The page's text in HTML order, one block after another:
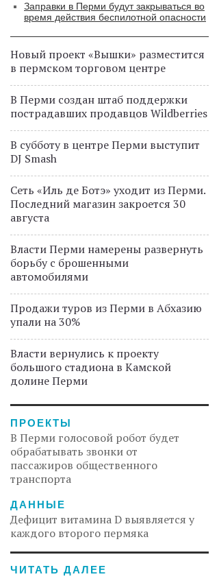
Заправки в Перми будут закрываться во
время действия беспилотной опасности
Новый проект «Вышки» разместится
в пермском торговом центре
В Перми создан штаб поддержки
пострадавших продавцов Wildberries
В субботу в центре Перми выступит
DJ Smash
Сеть «Иль де Ботэ» уходит из Перми.
Последний магазин закроется 30
августа
Власти Перми намерены развернуть
борьбу с брошенными
автомобилями
Продажи туров из Перми в Абхазию
упали на 30%
Власти вернулись к проекту
большого стадиона в Камской
долине Перми
ПРОЕКТЫ
В Перми голосовой робот будет
обрабатывать звонки от
пассажиров общественного
транспорта
ДАННЫЕ
Дефицит витамина D выявляется у
каждого второго пермяка
ЧИТАТЬ ДАЛЕЕ